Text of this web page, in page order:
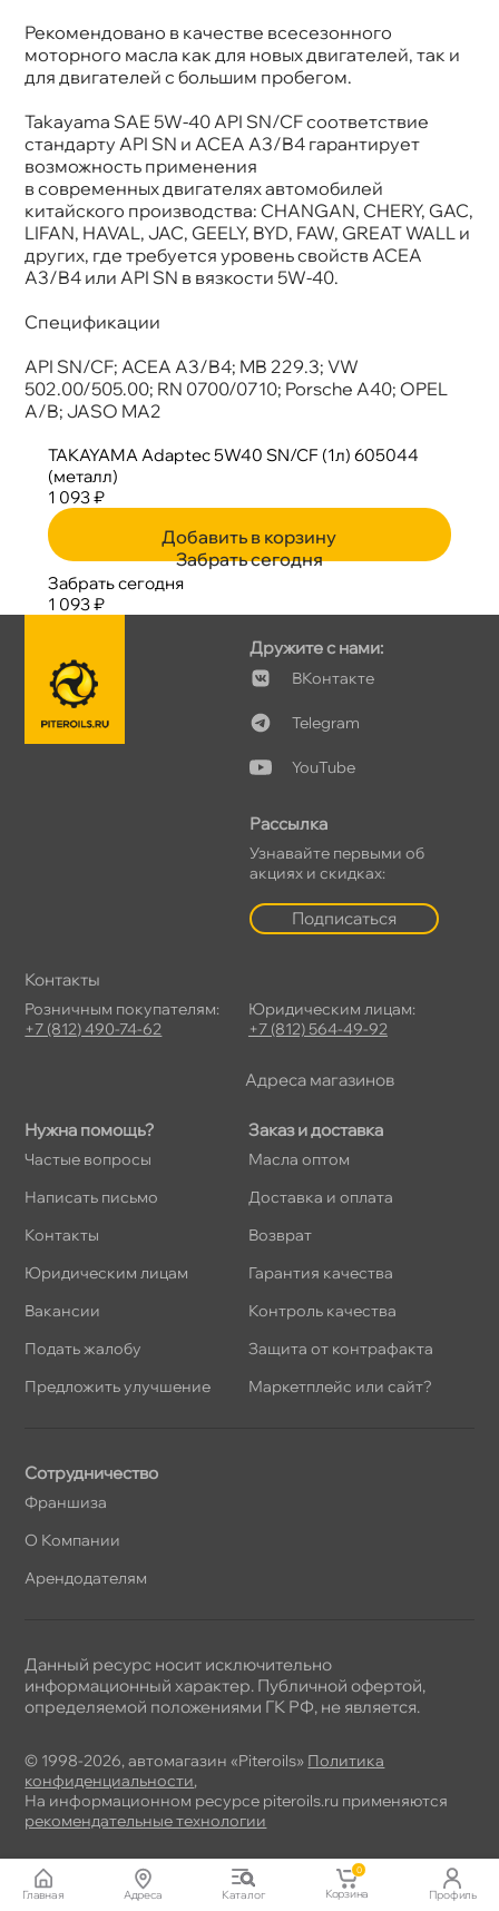
Рекомендовано в качестве всесезонного
моторного масла как для новых двигателей, так и
для двигателей с большим пробегом.
Takayama SAE 5W-40 API SN/CF соответствие
стандарту API SN и ACEA A3/B4 гарантирует
озможность применения
современных двигателях автомобилей
китайского производства: CHANGAN, CHERY, GAC,
LIFAN, HAVAL, JAC, GEELY, BYD, FAW, GREAT WALL и
других, где требуется уровень свойств ACEA
A3/B4 или API SN в вязкости 5W-40.
Спецификации
API SN/CF; ACEA A3/B4; MB 229.3; VW
502.00/505.00; RN 0700/0710; Porsche A40; OPEL
A/B; JASO MA2
TAKAYAMA Adaptec 5W40 SN/CF (1л) 605044
(металл)
1 093 ₽
Добавить в корзину
Забрать сегодня
Забрать сегодня
1 093 ₽
Нужна помощь?
Частые вопросы
Написать письмо
Контакты
Юридическим лицам
акансии
Подать жалобу
Предложить улучшение
Заказ и доставка
Масла оптом
Доставка и оплата
озврат
Гарантия качества
Контроль качества
Защита от контрафакта
Маркетплейс или сайт?
Дружите с нами:
Контакте
Telegram
YouTube
Рассылка
Узнавайте первыми о
акциях и скидках:
Подписаться
Сотрудничество
Франшиза
О Компании
Арендодателям
Контакты
Розничным покупателям:
+7 (812) 490-74-62
Юридическим лицам:
+7 (812) 564-49-92
Адреса магазино
© 1998-2026, автомагазин «Piteroils» Политика
конфиденциальности,
На информационном ресурсе piteroils.ru применяются
рекомендательные технологии
Данный ресурс носит исключительно
информационный характер. Публичной офертой,
определяемой положениями ГК РФ, не является.
Главная Адреса Катало
0
Корзина Профиль